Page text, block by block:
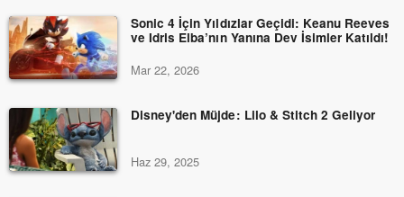
Sonic 4 İçin Yıldızlar Geçidi: Keanu Reeves
ve Idris Elba’nın Yanına Dev İsimler Katıldı!
Mar 22, 2026
Disney'den Müjde: Lilo & Stitch 2 Geliyor
Haz 29, 2025